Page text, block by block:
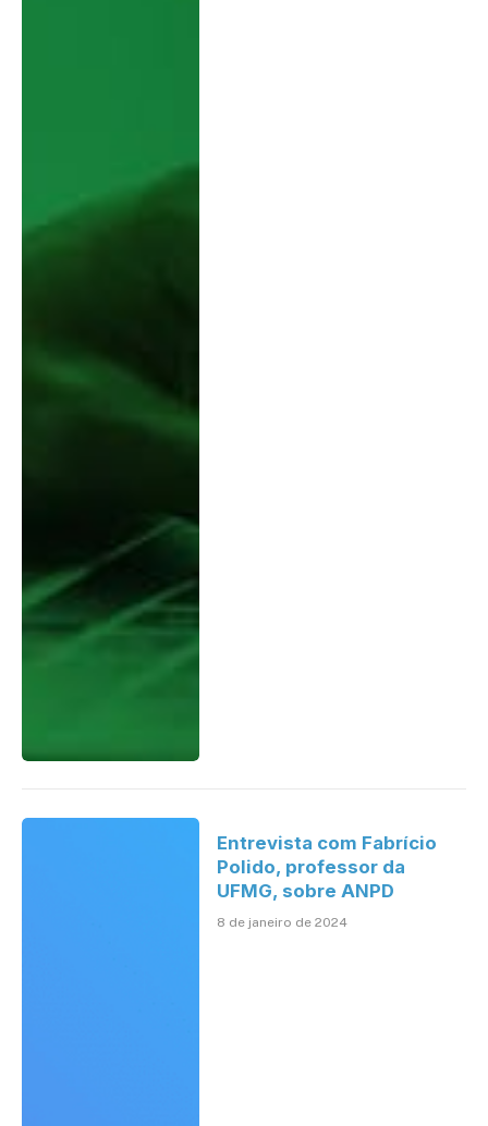
Entrevista com Fabrício
Polido, professor da
UFMG, sobre ANPD
8 de janeiro de 2024